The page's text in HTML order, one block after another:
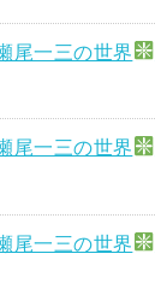
尾一三の世界
尾一三の世界
尾一三の世界